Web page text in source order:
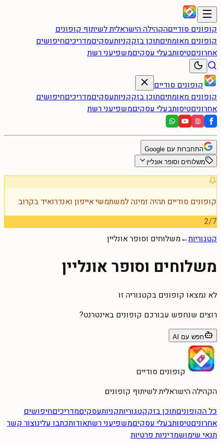
קופונים סודייםהקהילה הישראלית לשיתוף קופונים
קופונים מאומתיםתוכן בזקקניותעסקיםמדריכיםחיפושים
אחרוניםטיסותבעלי עסקיםמשפיעני רשת
קופונים סודיים
קופונים מאומתיםתוכן בזקקניותעסקיםמדריכיםחיפושים
אחרוניםטיסותבעלי עסקיםמשפיעני רשת
התחברות עם Google
משלוחים וסופר אונליין
קופונים סודיים תהיה זמינה למשתמשי אייפון ואנדרואיד בקרוב
2/7
קטגוריות←משלוחים וסופר אונליין
משלוחים וסופר אונליין
לא נמצאו קופונים בקטגוריה זו
רוצים שנחפש עבורכם קופונים באינטרנט?
חפש עם AI
קופונים סודיים
הקהילה הישראלית לשיתוף קופונים
כל הקופוניםתוכן בזקקטגוריותקניותעסקיםמדריכיםחיפושים
אחרוניםטיסותבעלי עסקיםמשפיעני רשתאודותכתבו עלינוצור קשר
תנאי שימושמדיניות פרטיות